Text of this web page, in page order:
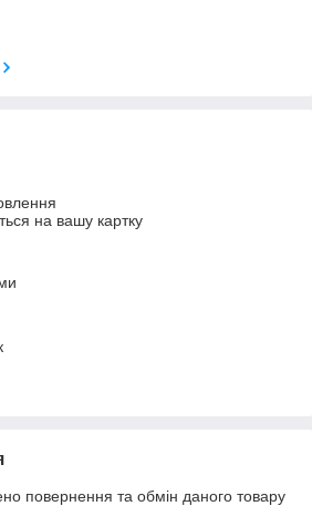
на вашу картку
повернення та обмін даного товару